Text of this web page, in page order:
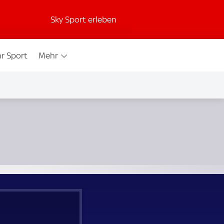
Sky Sport erleben
Sport Mehr